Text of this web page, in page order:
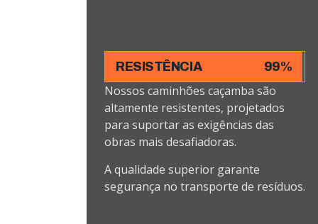
RESISTÊNCIA 99%
Nossos caminhões caçamba são
altamente resistentes, projetados
para suportar as exigências das
obras mais desafiadoras.
A qualidade superior garante
segurança no transporte de resíduos.